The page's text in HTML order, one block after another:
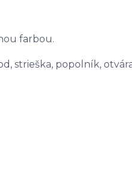
farbou.
strieška, popolník,